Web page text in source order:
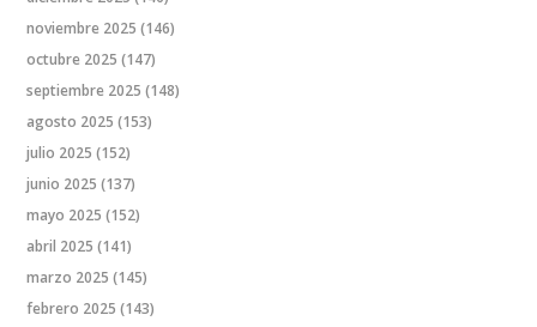
noviembre 2025 (146)
octubre 2025 (147)
septiembre 2025 (148)
agosto 2025 (153)
julio 2025 (152)
junio 2025 (137)
mayo 2025 (152)
abril 2025 (141)
marzo 2025 (145)
febrero 2025 (143)